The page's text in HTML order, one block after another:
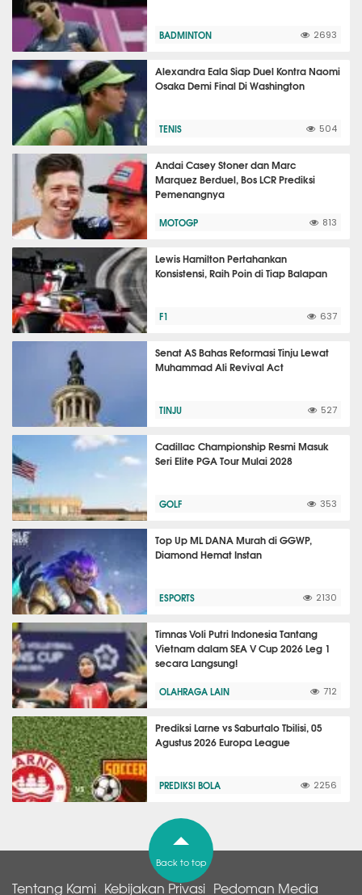
BADMINTON 2693
Alexandra Eala Siap Duel Kontra Naomi
Osaka Demi Final Di Washington
TENIS 504
Andai Casey Stoner dan Marc
Marquez Berduel, Bos LCR Prediksi
Pemenangnya
MOTOGP 813
Lewis Hamilton Pertahankan
Konsistensi, Raih Poin di Tiap Balapan
F1 637
Senat AS Bahas Reformasi Tinju Lewat
Muhammad Ali Revival Act
TINJU 527
Cadillac Championship Resmi Masuk
Seri Elite PGA Tour Mulai 2028
GOLF 353
Top Up ML DANA Murah di GGWP,
Diamond Hemat Instan
ESPORTS 2130
Timnas Voli Putri Indonesia Tantang
Vietnam dalam SEA V Cup 2026 Leg 1
secara Langsung!
OLAHRAGA LAIN 712
Prediksi Larne vs Saburtalo Tbilisi, 05
Agustus 2026 Europa League
PREDIKSI BOLA 2256
Back to top
Tentang Kami Kebijakan Privasi Pedoman Media